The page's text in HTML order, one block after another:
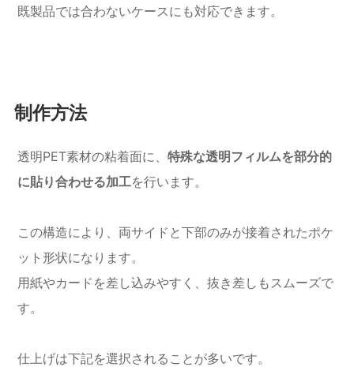
既製品では合わないケースにも対応できます。
制作方法
透明PET素材の粘着面に、 特殊な透明フィルムを部分的
に貼り合わせる加工を行います。
この構造により、両サイドと下部のみが接着されたポケ
ット形状になります。
用紙やカードを差し込みやすく、抜き差しもスムーズで
す。
仕上げは下記を選択されることが多いです。